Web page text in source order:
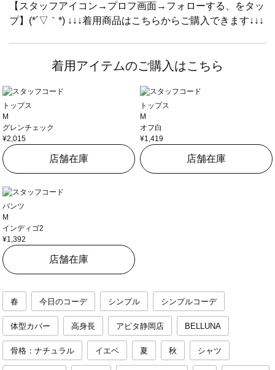
【スタッフアイコン→プロフ画面→フォローする、をタッ
プ】(*´▽｀*) ↓↓↓着用商品はこちらからご購入できます↓↓↓
着用アイテムのご購入はこちら
トップス
M
グレンチェック
¥2,015
店舗在庫
トップス
M
オフ白
¥1,419
店舗在庫
パンツ
M
インディゴ2
¥1,392
店舗在庫
春 今日のコーデ シンプル シンプルコーデ
体型カバー 高身長 アピタ静岡店 BELLUNA
骨格：ナチュラル イエベ 夏 秋 シャツ